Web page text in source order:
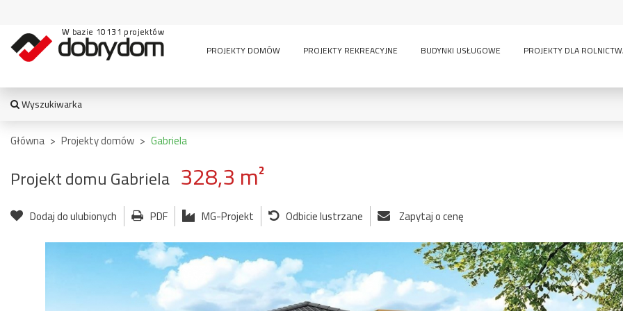
W bazie 10131 projektów
PROJEKTY DOMÓW
PROJEKTY REKREACYJNE BUDYNKI USŁUGOWE PROJEKTY DLA
Wyszukiwarka
WYSZUKIWARKA
TYPY BUDYNKU:
jednorodzinny
dwurodzinny
altana
garaż
garaż z częścią
mieszkalną
stajnia
bud.
gospodarczy
bud. socjalny
usługowe
wiata
garażowo-
magazynowe
inwentarskie
sauna wielokondygnacyjny
GARAŻE:
bez garażu 1-
Główna > Projekty domów > Gabriela
Projekt domu Gabriela 328,3 m²
Dodaj do ulubionych PDF MG-Projekt Odbicie lustrzane Zapytaj o cenę